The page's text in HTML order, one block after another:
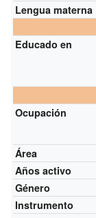
Lengua materna
Educado en
Ocupación
Área
Años activo
Género
Instrumento